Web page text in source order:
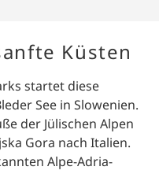
flach in
Küsten